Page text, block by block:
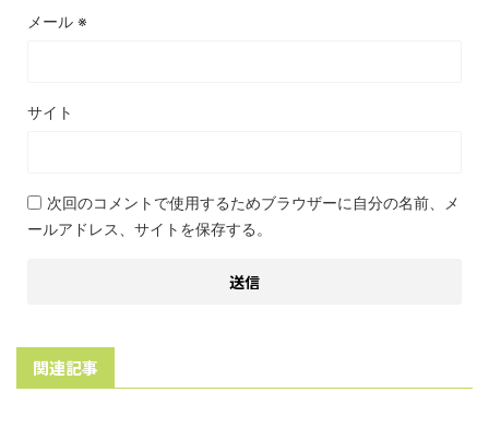
メール ※
サイト
次回のコメントで使用するためブラウザーに自分の名前、メ
ールアドレス、サイトを保存する。
関連記事